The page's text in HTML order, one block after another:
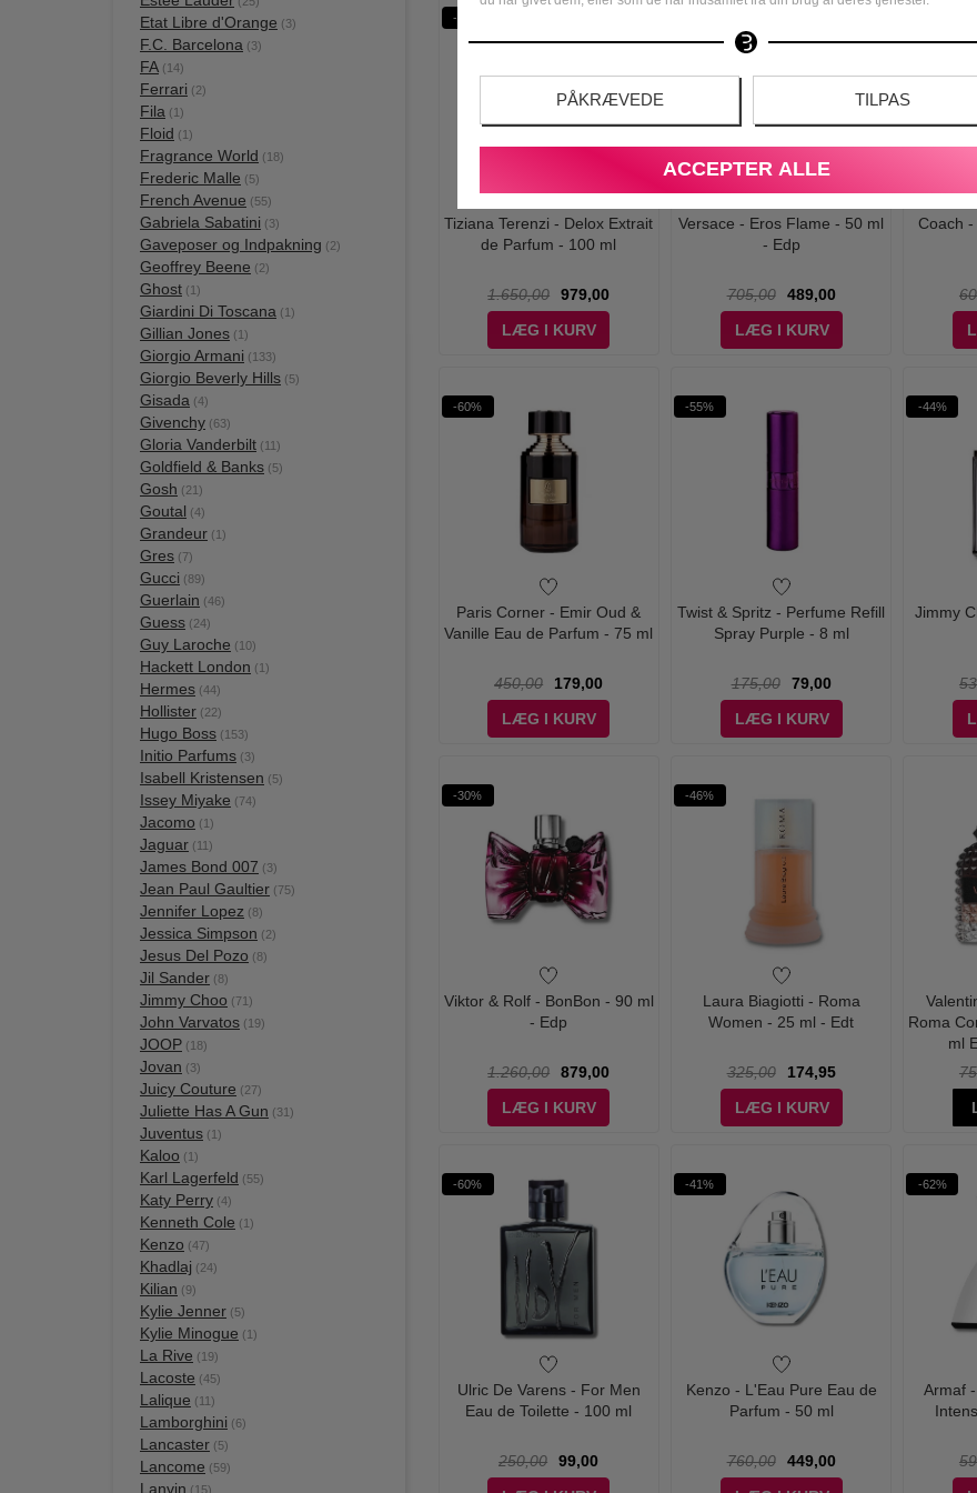
PÅKRÆVEDE TILPAS
ACCEPTER ALLE
Etat Libre d'Orange (3)
F.C. Barcelona (3)
FA (14)
Ferrari (2)
Fila (1)
Floid (1)
Fragrance World (18)
Frederic Malle (5)
French Avenue (55)
Gabriela Sabatini (3)
Gaveposer og Indpakning (2)
Geoffrey Beene (2)
Ghost (1)
Giardini Di Toscana (1)
Gillian Jones (1)
Giorgio Armani (133)
Giorgio Beverly Hills (5)
Gisada (4)
Givenchy (63)
Gloria Vanderbilt (11)
Goldfield & Banks (5)
Gosh (21)
Goutal (4)
Grandeur (1)
Gres (7)
Gucci (89)
Guerlain (46)
Guess (24)
Guy Laroche (10)
Hackett London (1)
Hermes (44)
Hollister (22)
Hugo Boss (153)
Initio Parfums (3)
Isabell Kristensen (5)
Issey Miyake (74)
Jacomo (1)
Jaguar (11)
James Bond 007 (3)
Jean Paul Gaultier (75)
Jennifer Lopez (8)
Jessica Simpson (2)
Jesus Del Pozo (8)
Jil Sander (8)
Jimmy Choo (71)
John Varvatos (19)
JOOP (18)
Jovan (3)
Juicy Couture (27)
Juliette Has A Gun (31)
Juventus (1)
Kaloo (1)
Karl Lagerfeld (55)
Katy Perry (4)
Kenneth Cole (1)
Kenzo (47)
Khadlaj (24)
Kilian (9)
Kylie Jenner (5)
Kylie Minogue (1)
La Rive (19)
Lacoste (45)
Lalique (11)
Lamborghini (6)
Lancaster (5)
Lancome (59)
Lanvin (15)
-41%
Tiziana Terenzi - Delox Extrait
de Parfum - 100 ml
1.650,00
979,00
LÆG I KURV
Versace - Eros Flame - 50 ml
- Edp
705,00
489,00
LÆG I KURV
Coach
-60%
Paris Corner - Emir Oud &
Vanille Eau de Parfum - 75 ml
450,00
179,00
LÆG I KURV
-55%
Twist & Spritz - Perfume Refill
Spray Purple - 8 ml
175,00
79,00
LÆG I KURV
-44%
Jimmy
-30%
Viktor & Rolf - BonBon - 90 ml
- Edp
1.260,00
879,00
LÆG I KURV
-46%
Laura Biagiotti - Roma
Women - 25 ml - Edt
325,00
174,95
LÆG I KURV
Roma
ml
-60%
Ulric De Varens - For Men
Eau de Toilette - 100 ml
250,00
99,00
-41%
Kenzo - L'Eau Pure Eau de
Parfum - 50 ml
760,00
449,00
-62%
Armaf